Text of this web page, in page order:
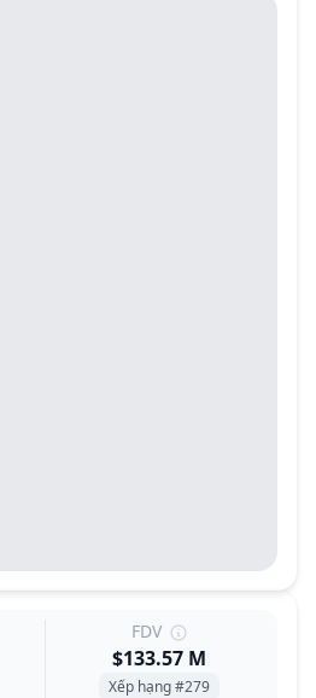
FDV
$133.57 M
Xếp hạng #279